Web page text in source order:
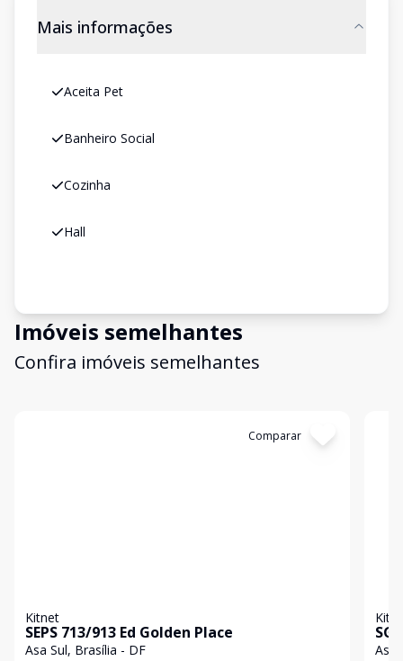
Mais informações
Aceita Pet
Banheiro Social
Cozinha
Hall
Imóveis semelhantes
Confira imóveis semelhantes
Comparar
Kitnet
SEPS 713/913 Ed Golden Place
Asa Sul, Brasília - DF
-
Asa